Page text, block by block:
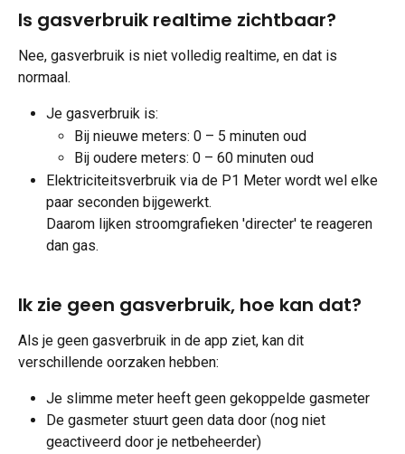
Is gasverbruik realtime zichtbaar?
Nee, gasverbruik is niet volledig realtime, en dat is
normaal.
Je gasverbruik is:
Bij nieuwe meters: 0 – 5 minuten oud
Bij oudere meters: 0 – 60 minuten oud
Elektriciteitsverbruik via de P1 Meter wordt wel elke
paar seconden bijgewerkt.
Daarom lijken stroomgrafieken 'directer' te reageren
dan gas.
Ik zie geen gasverbruik, hoe kan dat?
Als je geen gasverbruik in de app ziet, kan dit
verschillende oorzaken hebben:
Je slimme meter heeft geen gekoppelde gasmeter
De gasmeter stuurt geen data door (nog niet
geactiveerd door je netbeheerder)